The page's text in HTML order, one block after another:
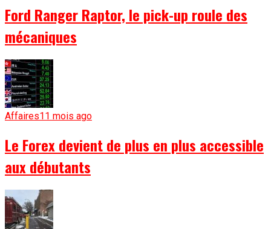
Ford Ranger Raptor, le pick-up roule des
mécaniques
Affaires11 mois ago
Le Forex devient de plus en plus accessible
aux débutants